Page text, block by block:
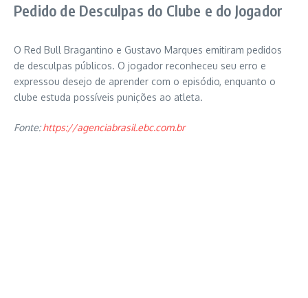
Pedido de Desculpas do Clube e do Jogador
O Red Bull Bragantino e Gustavo Marques emitiram pedidos
de desculpas públicos. O jogador reconheceu seu erro e
expressou desejo de aprender com o episódio, enquanto o
clube estuda possíveis punições ao atleta.
Fonte:https://agenciabrasil.ebc.com.br